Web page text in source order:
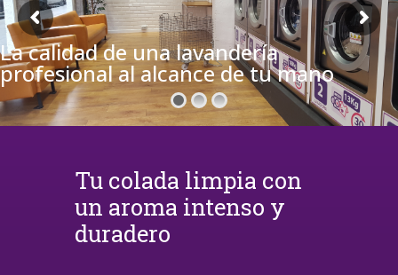
La calidad de una lavandería
profesional al alcance de tu mano
Tu colada limpia con
un aroma intenso y
duradero